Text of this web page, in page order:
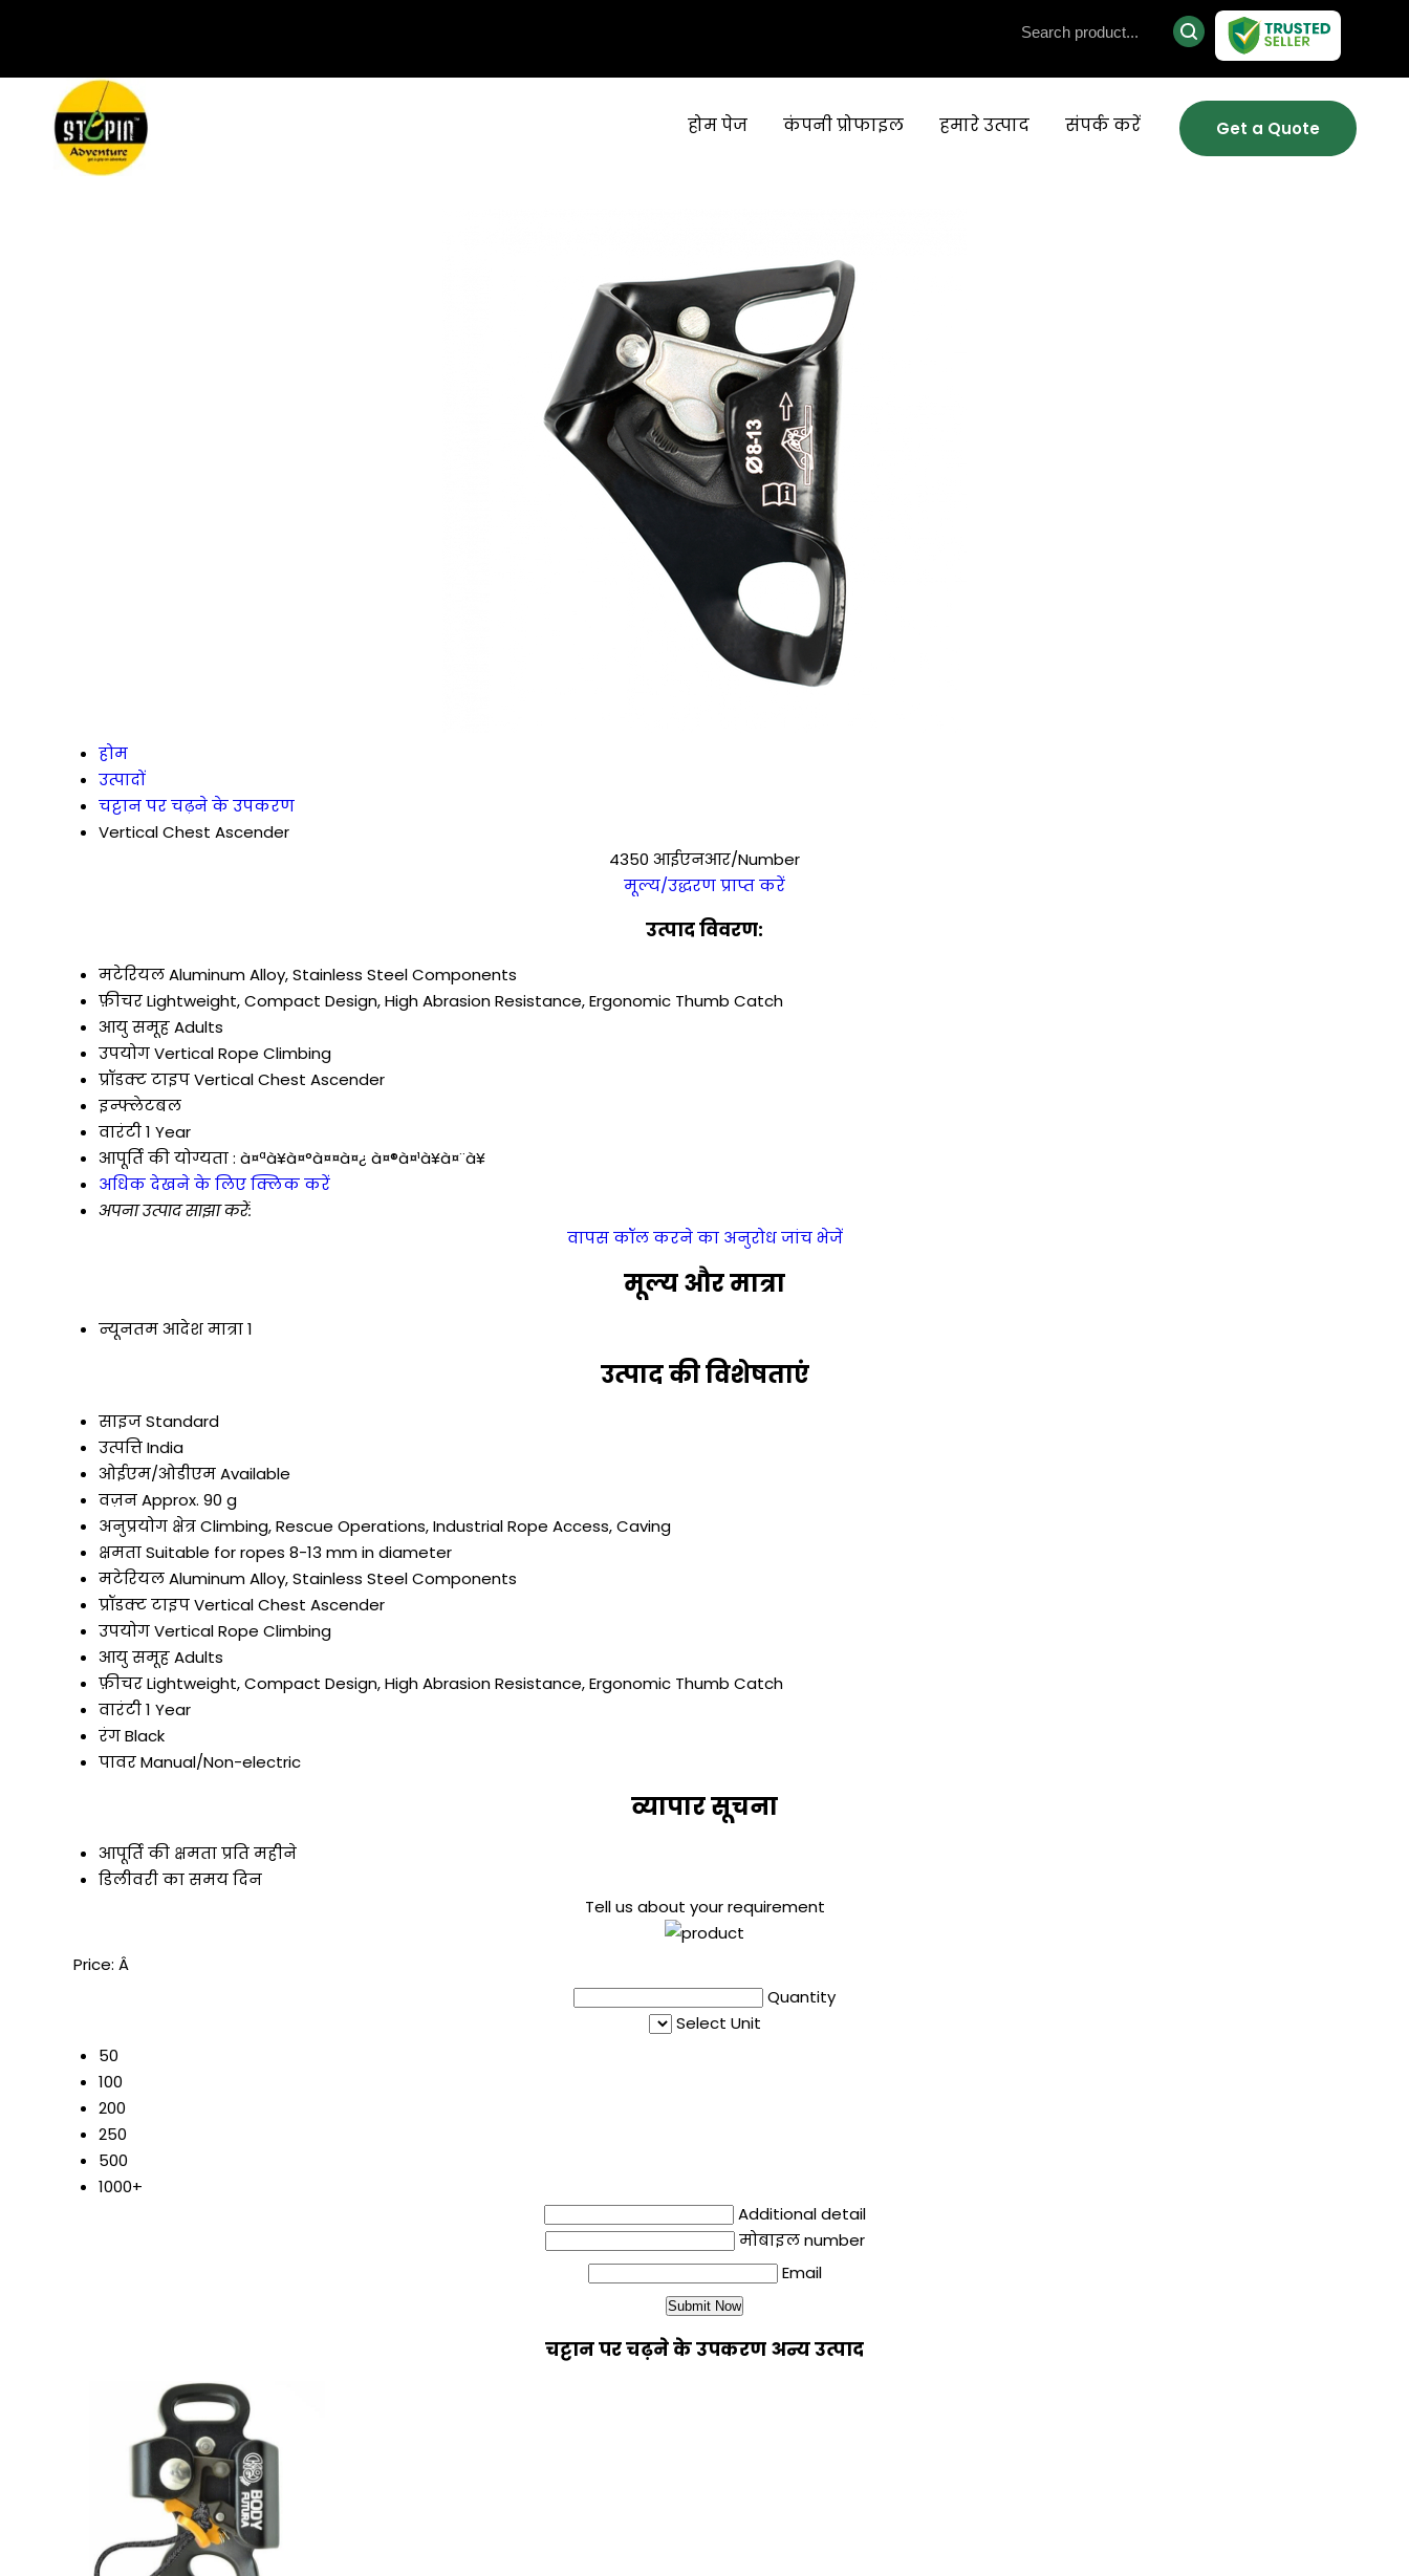
होम पेज कंपनी प्रोफाइल हमारे उत्पाद संपर्क करें Get a Quote
होम
उत्पादों
चट्टान पर चढ़ने के उपकरण
Vertical Chest Ascender
4350 आईएनआर/Number
मूल्य/उद्धरण प्राप्त करें
उत्पाद विवरण:
मटेरियलAluminum Alloy, Stainless Steel Components
फ़ीचरLightweight, Compact Design, High Abrasion Resistance, Ergonomic Thumb Catch
आयु समूहAdults
उपयोगVertical Rope Climbing
प्रॉडक्ट टाइपVertical Chest Ascender
इन्फ्लेटबल
वारंटी1 Year
आपूर्ति की योग्यता : à¤ªà¥à¤°à¤¤à¤¿ à¤®à¤¹à¥à¤¨à¥
अधिक देखने के लिए क्लिक करें
अपना उत्पाद साझा करें:
वापस कॉल करने का अनुरोध जांच भेजें
मूल्य और मात्रा
न्यूनतम आदेश मात्रा1
उत्पाद की विशेषताएं
साइजStandard
उत्पत्तिIndia
ओईएम/ओडीएमAvailable
वज़नApprox. 90 g
अनुप्रयोग क्षेत्रClimbing, Rescue Operations, Industrial Rope Access, Caving
क्षमताSuitable for ropes 8-13 mm in diameter
मटेरियलAluminum Alloy, Stainless Steel Components
प्रॉडक्ट टाइपVertical Chest Ascender
उपयोगVertical Rope Climbing
आयु समूहAdults
फ़ीचरLightweight, Compact Design, High Abrasion Resistance, Ergonomic Thumb Catch
वारंटी1 Year
रंगBlack
पावरManual/Non-electric
व्यापार सूचना
आपूर्ति की क्षमताप्रति महीने
डिलीवरी का समयदिन
Tell us about your requirement
Price: Â
Quantity
Select Unit
50
100
200
250
500
1000+
Additional detail
मोबाइल number
Email
चट्टान पर चढ़ने के उपकरण अन्य उत्पाद